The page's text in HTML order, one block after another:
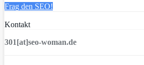
Frag den SEO!
Kontakt
301[at]seo-woman.de